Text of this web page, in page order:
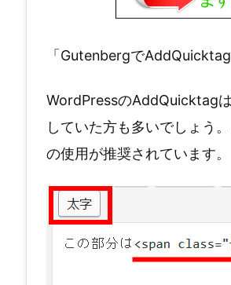
「Gutenbergで
WordPressのAddQuicktag
していた方も多いでしょう
の使用が推奨されています。